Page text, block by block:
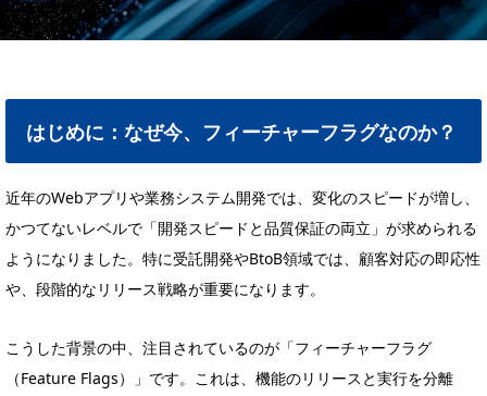
はじめに：なぜ今、フィーチャーフラグなのか？
近年のWebアプリや業務システム開発では、変化のスピードが増し、
かつてないレベルで「開発スピードと品質保証の両立」が求められる
ようになりました。特に受託開発やBtoB領域では、顧客対応の即応性
や、段階的なリリース戦略が重要になります。
こうした背景の中、注目されているのが「フィーチャーフラグ
（Feature Flags）」です。これは、機能のリリースと実行を分離